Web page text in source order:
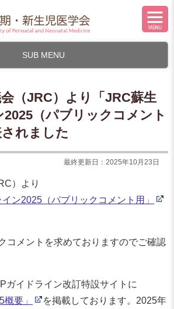
SUB MENU
会（JRC）より「JRC蘇生
（パブリックコメント
れました
最終更新日：2025年10月23日
）より
イン2025（パブリックコメント用」
コメントを求めておりますのでご確認
ガイドライン改訂特設サイトに
概要」
を掲載しております。2025年